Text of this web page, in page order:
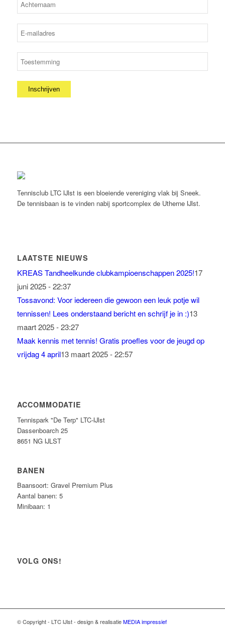
Tennisclub LTC IJlst is een bloeiende vereniging vlak bij Sneek.
De tennisbaan is te vinden nabij sportcomplex de Utherne IJlst.
LAATSTE NIEUWS
KREAS Tandheelkunde clubkampioenschappen 2025!17
juni 2025 - 22:37
Tossavond: Voor iedereen die gewoon een leuk potje wil
tennissen! Lees onderstaand bericht en schrijf je in :)13
maart 2025 - 23:27
Maak kennis met tennis! Gratis proefles voor de jeugd op
vrijdag 4 april13 maart 2025 - 22:57
ACCOMMODATIE
Tennispark "De Terp" LTC-IJlst
Dassenboarch 25
8651 NG IJLST
BANEN
Baansoort: Gravel Premium Plus
Aantal banen: 5
Minibaan: 1
VOLG ONS!
© Copyright - LTC IJlst - design & realisatieMEDIA impressief